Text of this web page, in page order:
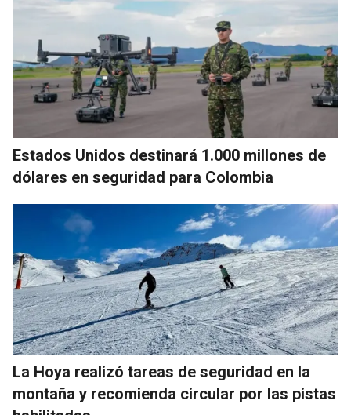
Estados Unidos destinará 1.000 millones de
dólares en seguridad para Colombia
La Hoya realizó tareas de seguridad en la
montaña y recomienda circular por las pistas